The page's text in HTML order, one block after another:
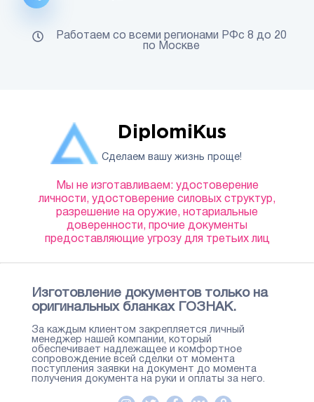
DiplomiKus
Сделаем вашу жизнь проще!
Мы не изготавливаем: удостоверение
личности, удостоверение силовых структур,
разрешение на оружие, нотариальные
доверенности, прочие документы
предоставляющие угрозу для третьих лиц
Изготовление документов только на
оригинальных бланках ГОЗНАК.
За каждым клиентом закрепляется личный
менеджер нашей компании, который
обеспечивает надлежащее и комфортное
сопровождение всей сделки от момента
поступления заявки на документ до момента
получения документа на руки и оплаты за него.
Работаем со всеми регионами РФс 8 до 20
по Москве